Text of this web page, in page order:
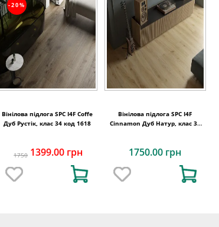
-20%
Вінілова підлога SPC I4F Coffe
Дуб Рустік, клас 34 код 1618
1750 1399.00 грн
Вінілова підлога SPC I4F
Cinnamon Дуб Натур, клас 34
1750.00 грн